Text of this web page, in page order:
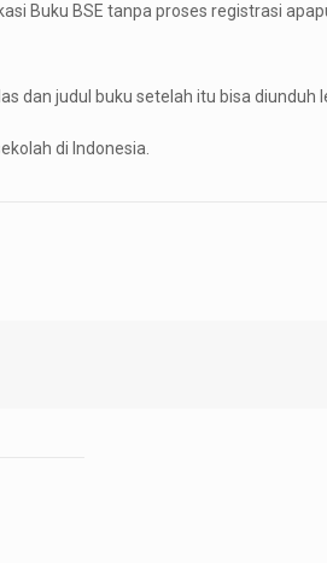
Buku BSE tanpa proses registrasi
dan judul buku setelah itu bisa diunduh
di Indonesia.